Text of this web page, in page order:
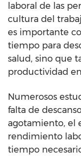
laboral de las
cultura del
es importante
tiempo para
salud, sino que
productividad
Numerosos
falta de
agotamiento, el
rendimiento
tiempo